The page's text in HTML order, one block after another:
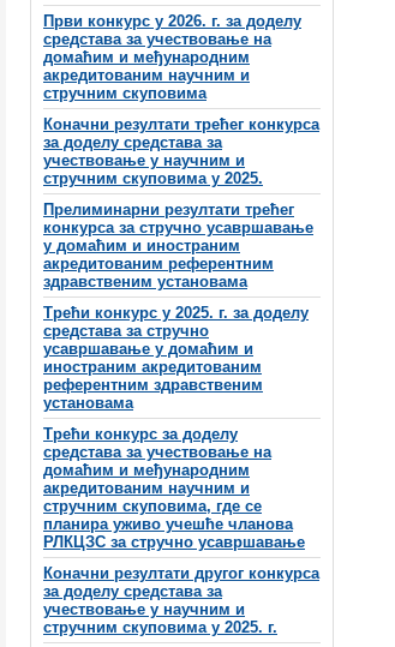
Први конкурс у 2026. г. за доделу
средстава за учествовање на
домаћим и међународним
акредитованим научним и
стручним скуповима
Коначни резултати трећег конкурса
за доделу средстава за
учествовање у научним и
стручним скуповима у 2025.
Прелиминарни резултати трећег
конкурса за стручно усавршавање
у домаћим и иностраним
акредитованим референтним
здравственим установама
Трећи конкурс у 2025. г. за доделу
средстава за стручно
усавршавање у домаћим и
иностраним акредитованим
референтним здравственим
установама
Трећи конкурс за доделу
средстава за учествовање на
домаћим и међународним
акредитованим научним и
стручним скуповима, где се
планира уживо учешће чланова
РЛКЦЗС за стручно усавршавање
Коначни резултати другог конкурса
за доделу средстава за
учествовање у научним и
стручним скуповима у 2025. г.